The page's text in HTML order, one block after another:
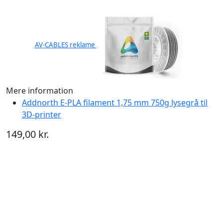
AV-CABLES reklame
Mere information
Addnorth E-PLA filament 1,75 mm 750g lysegrå til
3D-printer
149,00 kr.